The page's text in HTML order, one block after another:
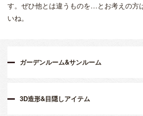
す。ぜひ他とは違うものを…とお考えの方
いね。
ガーデンルーム&サンルーム
3D造形&目隠しアイテム